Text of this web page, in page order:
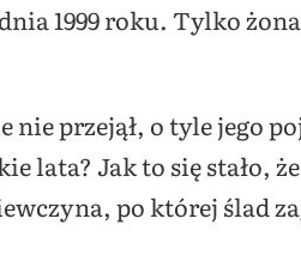
1999 roku. Tylko
przejął, o tyle jego
lata? Jak to się stało,
po której ślad